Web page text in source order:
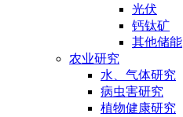
光伏
钙钛矿
其他储能
农业研究
水、气体研究
病虫害研究
植物健康研究